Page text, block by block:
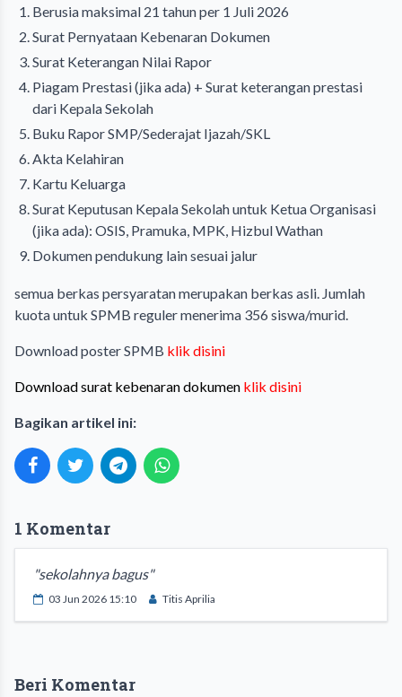
Berusia maksimal 21 tahun per 1 Juli 2026
Surat Pernyataan Kebenaran Dokumen
Surat Keterangan Nilai Rapor
Piagam Prestasi (jika ada) + Surat keterangan prestasi
dari Kepala Sekolah
Buku Rapor SMP/Sederajat Ijazah/SKL
Akta Kelahiran
Kartu Keluarga
Surat Keputusan Kepala Sekolah untuk Ketua Organisasi
(jika ada): OSIS, Pramuka, MPK, Hizbul Wathan
Dokumen pendukung lain sesuai jalur
semua berkas persyaratan merupakan berkas asli. Jumlah
kuota untuk SPMB reguler menerima 356 siswa/murid.
Download poster SPMB klik disini
Download surat kebenaran dokumen klik disini
Bagikan artikel ini:
1 Komentar
"sekolahnya bagus"
03 Jun 2026 15:10 Titis Aprilia
Beri Komentar